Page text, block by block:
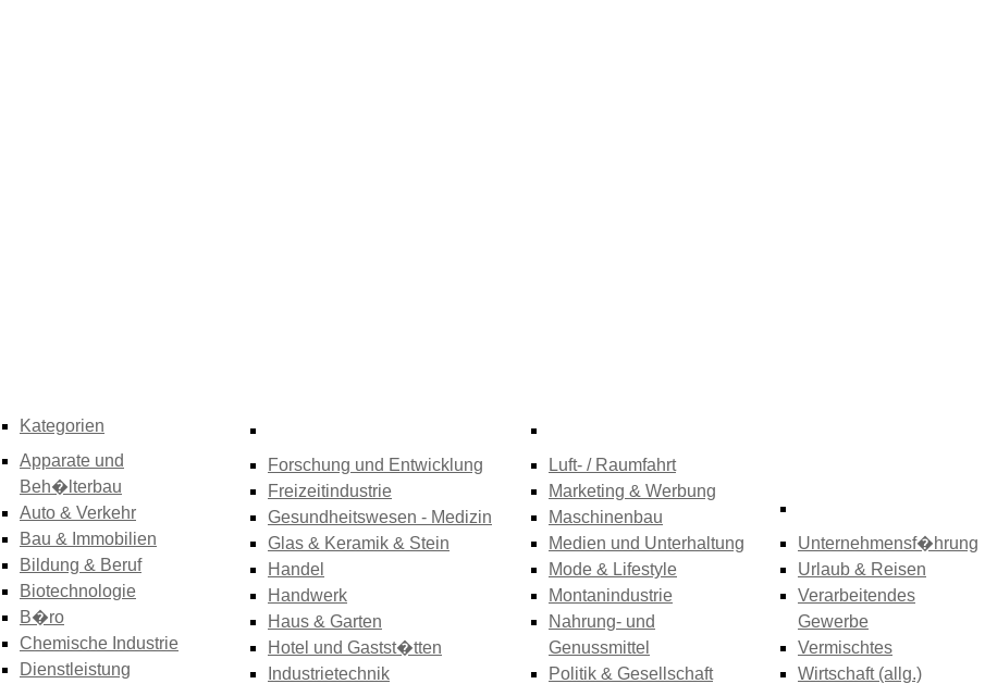
Kategorien
Apparate und
Beh�lterbau
Auto & Verkehr
Bau & Immobilien
Bildung & Beruf
Biotechnologie
B�ro
Chemische Industrie
Dienstleistung
Forschung und Entwicklung
Freizeitindustrie
Gesundheitswesen - Medizin
Glas & Keramik & Stein
Handel
Handwerk
Haus & Garten
Hotel und Gastst�tten
Industrietechnik
Luft- / Raumfahrt
Marketing & Werbung
Maschinenbau
Medien und Unterhaltung
Mode & Lifestyle
Montanindustrie
Nahrung- und
Genussmittel
Politik & Gesellschaft
Unternehmensf�hrung
Urlaub & Reisen
Verarbeitendes
Gewerbe
Vermischtes
Wirtschaft (allg.)